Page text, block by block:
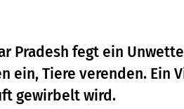
Pradesh fegt ein
ein, Tiere verenden. Ein
gewirbelt wird.